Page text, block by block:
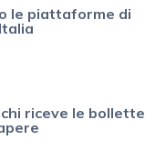
le piattaforme di
riceve le bollette